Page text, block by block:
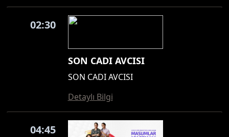
02:30
SON CADI AVCISI
SON CADI AVCISI
Detaylı Bilgi
04:45